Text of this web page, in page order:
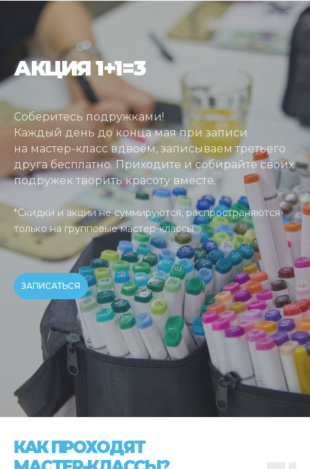
АКЦИЯ 1+1=3
Соберитесь подружками!
Каждый день до конца мая при записи
на мастер-класс вдвоём, записываем третьего
друга бесплатно. Приходите и собирайте своих
подружек творить красоту вместе.
*Скидки и акции не суммируются, распространяются
только на групповые мастер-классы
ЗАПИСАТЬСЯ
КАК ПРОХОДЯТ